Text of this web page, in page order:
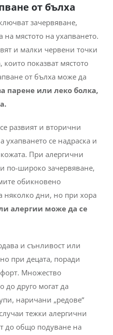
от бълха
зачервяване,
мястото на ухапването.
и малки червени точки
показват мястото
от бълха може да
парене или леко болка,
развият и вторични
ухапването се надраска и
При алергични
по-широко зачервяване,
обикновено
няколко дни, но при хора
алергии може да се
и сънливост или
при децата, поради
Множество
до друго могат да
наричани „редове“
тежки алергични
до общо подуване на